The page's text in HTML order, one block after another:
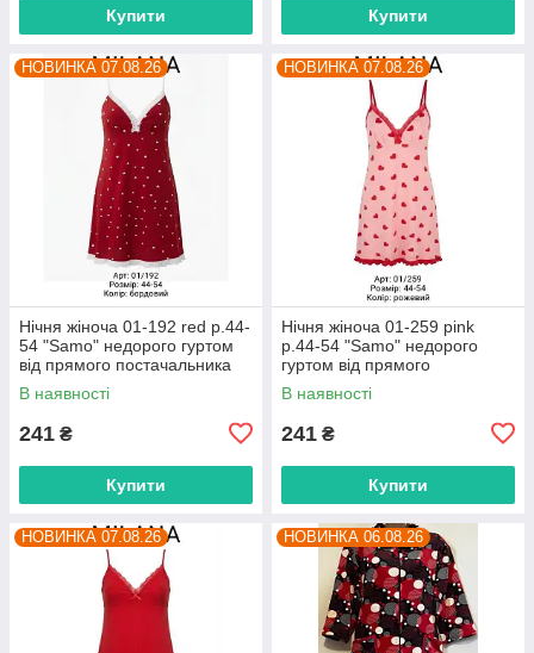
Купити Купити
НОВИНКА 07.08.26
Нічня жіноча 01-192 red р.44-
54 "Samo" недорого гуртом
від прямого постачальника
В наявності
241 ₴
Купити
НОВИНКА 07.08.26
Нічня жіноча 01-259 pink
р.44-54 "Samo" недорого
гуртом від прямого
постачальника
В наявності
241 ₴
Купити
НОВИНКА 07.08.26 НОВИНКА 06.08.26